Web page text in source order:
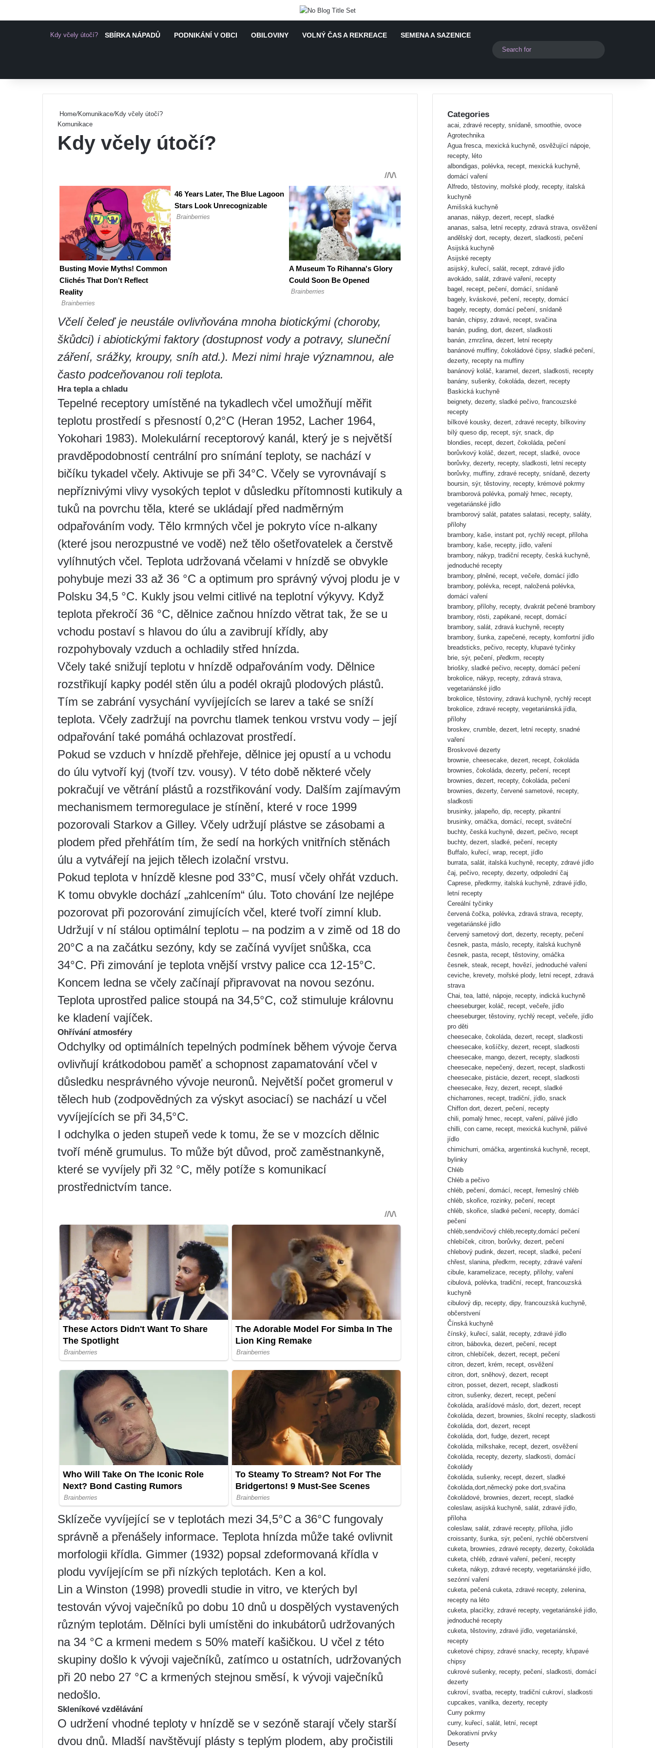
Kdy včely útočí? SBÍRKA NÁPADŮ PODNIKÁNÍ V OBCI OBILOVINY VOLNÝ ČAS A REKREACE SEMENA A SAZENICE
Switch skin
Home/Komunikace/Kdy včely útočí?
Komunikace
Kdy včely útočí?
Včelí čeleď je neustále ovlivňována mnoha biotickými (choroby,
škůdci) i abiotickými faktory (dostupnost vody a potravy, sluneční
záření, srážky, kroupy, sníh atd.). Mezi nimi hraje významnou, ale
často podceňovanou roli teplota.
Hra tepla a chladu
Tepelné receptory umístěné na tykadlech včel umožňují měřit
teplotu prostředí s přesností 0,2°C (Heran 1952, Lacher 1964,
Yokohari 1983). Molekulární receptorový kanál, který je s největší
pravděpodobností centrální pro snímání teploty, se nachází v
bičíku tykadel včely. Aktivuje se při 34°C. Včely se vyrovnávají s
nepříznivými vlivy vysokých teplot v důsledku přítomnosti kutikuly a
tuků na povrchu těla, které se ukládají před nadměrným
odpařováním vody. Tělo krmných včel je pokryto více n-alkany
(které jsou nerozpustné ve vodě) než tělo ošetřovatelek a čerstvě
vylíhnutých včel. Teplota udržovaná včelami v hnízdě se obvykle
pohybuje mezi 33 až 36 °C a optimum pro správný vývoj plodu je v
Polsku 34,5 °C. Kukly jsou velmi citlivé na teplotní výkyvy. Když
teplota překročí 36 °C, dělnice začnou hnízdo větrat tak, že se u
vchodu postaví s hlavou do úlu a zavibrují křídly, aby
rozpohybovaly vzduch a ochladily střed hnízda.
Včely také snižují teplotu v hnízdě odpařováním vody. Dělnice
rozstřikují kapky podél stěn úlu a podél okrajů plodových plástů.
Tím se zabrání vysychání vyvíjejících se larev a také se sníží
teplota. Včely zadržují na povrchu tlamek tenkou vrstvu vody – její
odpařování také pomáhá ochlazovat prostředí.
Pokud se vzduch v hnízdě přehřeje, dělnice jej opustí a u vchodu
do úlu vytvoří kyj (tvoří tzv. vousy). V této době některé včely
pokračují ve větrání plástů a rozstřikování vody. Dalším zajímavým
mechanismem termoregulace je stínění, které v roce 1999
pozorovali Starkov a Gilley. Včely udržují plástve se zásobami a
plodem před přehřátím tím, že sedí na horkých vnitřních stěnách
úlu a vytvářejí na jejich tělech izolační vrstvu.
Pokud teplota v hnízdě klesne pod 33°C, musí včely ohřát vzduch.
K tomu obvykle dochází „zahlcením“ úlu. Toto chování lze nejlépe
pozorovat při pozorování zimujících včel, které tvoří zimní klub.
Udržují v ní stálou optimální teplotu – na podzim a v zimě od 18 do
20°C a na začátku sezóny, kdy se začíná vyvíjet snůška, cca
34°C. Při zimování je teplota vnější vrstvy palice cca 12-15°C.
Koncem ledna se včely začínají připravovat na novou sezónu.
Teplota uprostřed palice stoupá na 34,5°C, což stimuluje královnu
ke kladení vajíček.
Ohřívání atmosféry
Odchylky od optimálních tepelných podmínek během vývoje červa
ovlivňují krátkodobou paměť a schopnost zapamatování včel v
důsledku nesprávného vývoje neuronů. Největší počet gromerul v
tělech hub (zodpovědných za výskyt asociací) se nachází u včel
vyvíjejících se při 34,5°C.
I odchylka o jeden stupeň vede k tomu, že se v mozcích dělnic
tvoří méně grumulus. To může být důvod, proč zaměstnankyně,
které se vyvíjely při 32 °C, měly potíže s komunikací
prostřednictvím tance.
Sklízeče vyvíjející se v teplotách mezi 34,5°C a 36°C fungovaly
správně a přenášely informace. Teplota hnízda může také ovlivnit
morfologii křídla. Gimmer (1932) popsal zdeformovaná křídla v
plodu vyvíjejícím se při nízkých teplotách. Ken a kol.
Lin a Winston (1998) provedli studie in vitro, ve kterých byl
testován vývoj vaječníků po dobu 10 dnů u dospělých vystavených
různým teplotám. Dělníci byli umístěni do inkubátorů udržovaných
na 34 °C a krmeni medem s 50% mateří kašičkou. U včel z této
skupiny došlo k vývoji vaječníků, zatímco u ostatních, udržovaných
při 20 nebo 27 °C a krmených stejnou směsí, k vývoji vaječníků
nedošlo.
Skleníkové vzdělávání
O udržení vhodné teploty v hnízdě se v sezóně starají včely starší
dvou dnů. Mladší navštěvují plásty s teplým plodem, aby pročistili
Categories
acai, zdravé recepty, snídaně, smoothie, ovoce
Agrotechnika
Agua fresca, mexická kuchyně, osvěžující nápoje,
recepty, léto
albondigas, polévka, recept, mexická kuchyně,
domácí vaření
Alfredo, těstoviny, mořské plody, recepty, italská
kuchyně
Amišská kuchyně
ananas, nákyp, dezert, recept, sladké
ananas, salsa, letní recepty, zdravá strava, osvěžení
andělský dort, recepty, dezert, sladkosti, pečení
Asijská kuchyně
Asijské recepty
asijský, kuřecí, salát, recept, zdravé jídlo
avokádo, salát, zdravé vaření, recepty
bagel, recept, pečení, domácí, snídaně
bagely, kváskové, pečení, recepty, domácí
bagely, recepty, domácí pečení, snídaně
banán, chipsy, zdravé, recept, svačina
banán, puding, dort, dezert, sladkosti
banán, zmrzlina, dezert, letní recepty
banánové muffiny, čokoládové čipsy, sladké pečení,
dezerty, recepty na muffiny
banánový koláč, karamel, dezert, sladkosti, recepty
banány, sušenky, čokoláda, dezert, recepty
Baskická kuchyně
beignety, dezerty, sladké pečivo, francouzské
recepty
bílkové kousky, dezert, zdravé recepty, bílkoviny
bílý queso dip, recept, sýr, snack, dip
blondies, recept, dezert, čokoláda, pečení
borůvkový koláč, dezert, recept, sladké, ovoce
borůvky, dezerty, recepty, sladkosti, letní recepty
borůvky, muffiny, zdravé recepty, snídaně, dezerty
boursin, sýr, těstoviny, recepty, krémové pokrmy
bramborová polévka, pomalý hrnec, recepty,
vegetariánské jídlo
bramborový salát, patates salatasi, recepty, saláty,
přílohy
brambory, kaše, instant pot, rychlý recept, příloha
brambory, kaše, recepty, jídlo, vaření
brambory, nákyp, tradiční recepty, česká kuchyně,
jednoduché recepty
brambory, plněné, recept, večeře, domácí jídlo
brambory, polévka, recept, naložená polévka,
domácí vaření
brambory, přílohy, recepty, dvakrát pečené brambory
brambory, rösti, zapékané, recept, domácí
brambory, salát, zdravá kuchyně, recepty
brambory, šunka, zapečené, recepty, komfortní jídlo
breadsticks, pečivo, recepty, křupavé tyčinky
brie, sýr, pečení, předkrm, recepty
briošky, sladké pečivo, recepty, domácí pečení
brokolice, nákyp, recepty, zdravá strava,
vegetariánské jídlo
brokolice, těstoviny, zdravá kuchyně, rychlý recept
brokolice, zdravé recepty, vegetariánská jídla,
přílohy
broskev, crumble, dezert, letní recepty, snadné
vaření
Broskvové dezerty
brownie, cheesecake, dezert, recept, čokoláda
brownies, čokoláda, dezerty, pečení, recept
brownies, dezert, recepty, čokoláda, pečení
brownies, dezerty, červené sametové, recepty,
sladkosti
brusinky, jalapeño, dip, recepty, pikantní
brusinky, omáčka, domácí, recept, sváteční
buchty, česká kuchyně, dezert, pečivo, recept
buchty, dezert, sladké, pečení, recepty
Buffalo, kuřecí, wrap, recept, jídlo
burrata, salát, italská kuchyně, recepty, zdravé jídlo
čaj, pečivo, recepty, dezerty, odpolední čaj
Caprese, předkrmy, italská kuchyně, zdravé jídlo,
letní recepty
Cereální tyčinky
červená čočka, polévka, zdravá strava, recepty,
vegetariánské jídlo
červený sametový dort, dezerty, recepty, pečení
česnek, pasta, máslo, recepty, italská kuchyně
česnek, pasta, recept, těstoviny, omáčka
česnek, steak, recept, hovězí, jednoduché vaření
ceviche, krevety, mořské plody, letní recept, zdravá
strava
Chai, tea, latté, nápoje, recepty, indická kuchyně
cheeseburger, koláč, recept, večeře, jídlo
cheeseburger, těstoviny, rychlý recept, večeře, jídlo
pro děti
cheesecake, čokoláda, dezert, recept, sladkosti
cheesecake, košíčky, dezert, recept, sladkosti
cheesecake, mango, dezert, recepty, sladkosti
cheesecake, nepečený, dezert, recept, sladkosti
cheesecake, pistácie, dezert, recept, sladkosti
cheesecake, řezy, dezert, recept, sladké
chicharrones, recept, tradiční, jídlo, snack
Chiffon dort, dezert, pečení, recepty
chili, pomalý hrnec, recept, vaření, pálivé jídlo
chilli, con carne, recept, mexická kuchyně, pálivé
jídlo
chimichurri, omáčka, argentinská kuchyně, recept,
bylinky
Chléb
Chléb a pečivo
chléb, pečení, domácí, recept, řemeslný chléb
chléb, skořice, rozinky, pečení, recept
chléb, skořice, sladké pečení, recepty, domácí
pečení
chléb,sendvičový chléb,recepty,domácí pečení
chlebíček, citron, borůvky, dezert, pečení
chlebový pudink, dezert, recept, sladké, pečení
chřest, slanina, předkrm, recepty, zdravé vaření
cibule, karamelizace, recepty, přílohy, vaření
cibulová, polévka, tradiční, recept, francouzská
kuchyně
cibulový dip, recepty, dipy, francouzská kuchyně,
občerstvení
Čínská kuchyně
čínský, kuřecí, salát, recepty, zdravé jídlo
citron, bábovka, dezert, pečení, recept
citron, chlebíček, dezert, recept, pečení
citron, dezert, krém, recept, osvěžení
citron, dort, sněhový, dezert, recept
citron, posset, dezert, recept, sladkosti
citron, sušenky, dezert, recept, pečení
čokoláda, arašídové máslo, dort, dezert, recept
čokoláda, dezert, brownies, školní recepty, sladkosti
čokoláda, dort, dezert, recept
čokoláda, dort, fudge, dezert, recept
čokoláda, milkshake, recept, dezert, osvěžení
čokoláda, recepty, dezerty, sladkosti, domácí
čokolády
čokoláda, sušenky, recept, dezert, sladké
čokoláda,dort,německý poke dort,svačina
čokoládové, brownies, dezert, recept, sladké
coleslaw, asijská kuchyně, salát, zdravé jídlo,
příloha
coleslaw, salát, zdravé recepty, příloha, jídlo
croissanty, šunka, sýr, pečení, rychlé občerstvení
cuketa, brownies, zdravé recepty, dezerty, čokoláda
cuketa, chléb, zdravé vaření, pečení, recepty
cuketa, nákyp, zdravé recepty, vegetariánské jídlo,
sezónní vaření
cuketa, pečená cuketa, zdravé recepty, zelenina,
recepty na léto
cuketa, placičky, zdravé recepty, vegetariánské jídlo,
jednoduché recepty
cuketa, těstoviny, zdravé jídlo, vegetariánské,
recepty
cuketové chipsy, zdravé snacky, recepty, křupavé
chipsy
cukrové sušenky, recepty, pečení, sladkosti, domácí
dezerty
cukroví, svatba, recepty, tradiční cukroví, sladkosti
cupcakes, vanilka, dezerty, recepty
Curry pokrmy
curry, kuřecí, salát, letní, recept
Dekorativní prvky
Deserty